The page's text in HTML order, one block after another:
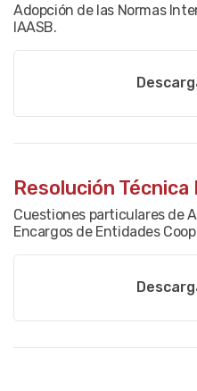
Adopción de las Normas
IAASB.
Resolución Técnica
Cuestiones particulares de
Encargos de Entidades